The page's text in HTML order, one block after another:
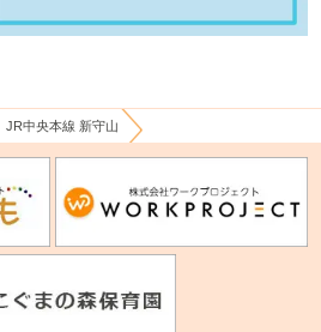
JR中央本線 新守山